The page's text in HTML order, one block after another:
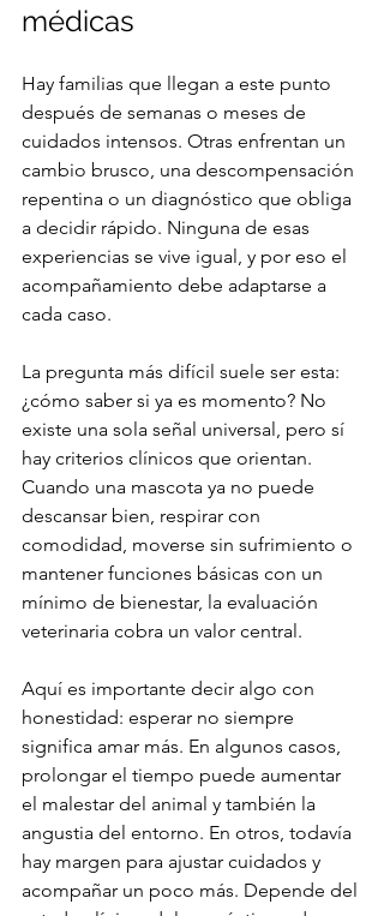
médicas
Hay familias que llegan a este punto
después de semanas o meses de
cuidados intensos. Otras enfrentan un
cambio brusco, una descompensación
repentina o un diagnóstico que obliga
a decidir rápido. Ninguna de esas
experiencias se vive igual, y por eso el
acompañamiento debe adaptarse a
cada caso.
La pregunta más difícil suele ser esta:
¿cómo saber si ya es momento? No
existe una sola señal universal, pero sí
hay criterios clínicos que orientan.
Cuando una mascota ya no puede
descansar bien, respirar con
comodidad, moverse sin sufrimiento o
mantener funciones básicas con un
mínimo de bienestar, la evaluación
veterinaria cobra un valor central.
Aquí es importante decir algo con
honestidad: esperar no siempre
significa amar más. En algunos casos,
prolongar el tiempo puede aumentar
el malestar del animal y también la
angustia del entorno. En otros, todavía
hay margen para ajustar cuidados y
acompañar un poco más. Depende del